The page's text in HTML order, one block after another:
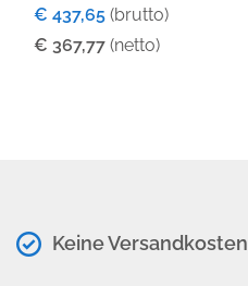
€ 437,65 (brutto)
€ 367,77 (netto)
Keine Versandkosten